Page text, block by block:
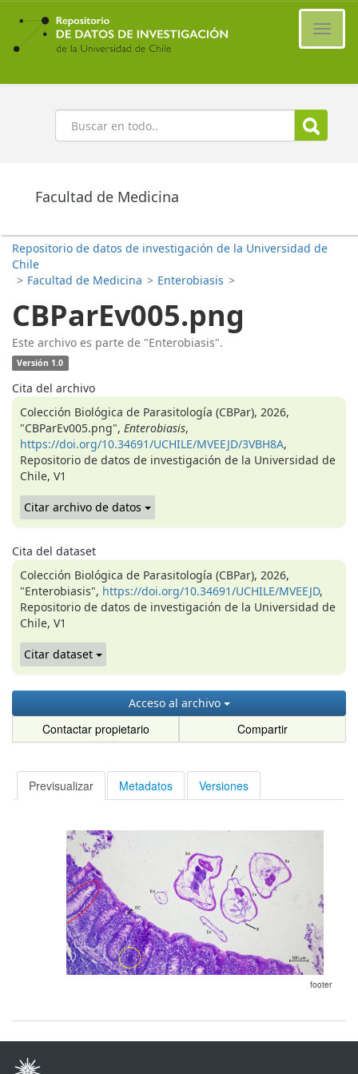
Ir
contenido
principal
Buscar
Facultad de Medicina
Repositorio de datos de investigación de la Universidad de
Chile
> Facultad de Medicina > Enterobiasis >
CBParEv005.png
Este archivo es parte de "Enterobiasis".
Versión 1.0
Cita del archivo
Colección Biológica de Parasitología (CBPar), 2026,
"CBParEv005.png", Enterobiasis,
https://doi.org/10.34691/UCHILE/MVEEJD/3VBH8A,
Repositorio de datos de investigación de la Universidad de
Chile, V1
Citar archivo de datos
Cita del dataset
Colección Biológica de Parasitología (CBPar), 2026,
"Enterobiasis", https://doi.org/10.34691/UCHILE/MVEEJD,
Repositorio de datos de investigación de la Universidad de
Chile, V1
Citar dataset
Acceso al archivo
Contactar propietario Compartir
Previsualizar Metadatos Versiones